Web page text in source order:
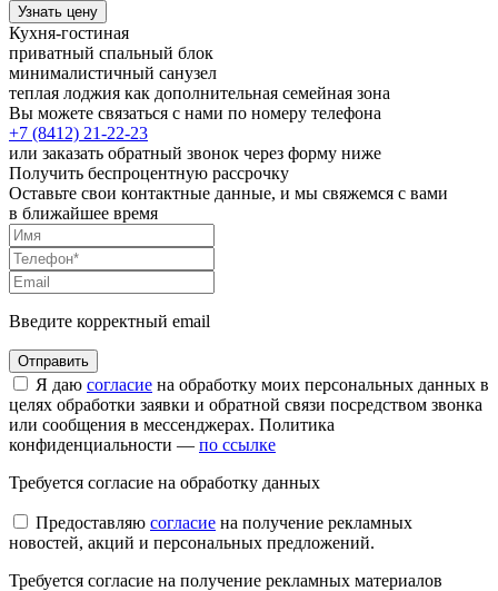
Узнать цену
Кухня-гостиная
приватный спальный блок
минималистичный санузел
теплая лоджия как дополнительная семейная зона
Вы можете связаться с нами по номеру телефона
+7 (8412) 21-22-23
или заказать обратный звонок через форму ниже
Получить беспроцентную рассрочку
Оставьте свои контактные данные, и мы свяжемся с вами
в ближайшее время
Введите корректный email
Я даю согласие на обработку моих персональных данных в
целях обработки заявки и обратной связи посредством звонка
или сообщения в мессенджерах. Политика
конфиденциальности — по ссылке
Требуется согласие на обработку данных
Предоставляю согласие на получение рекламных
новостей, акций и персональных предложений.
Требуется согласие на получение рекламных материалов